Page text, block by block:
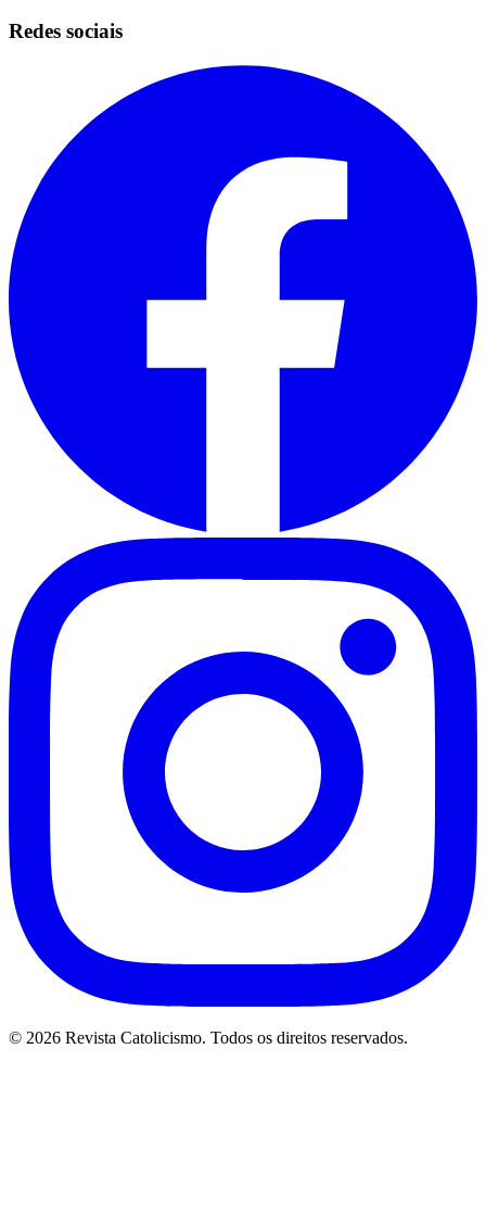
Redes sociais
© 2026 Revista Catolicismo. Todos os direitos reservados.